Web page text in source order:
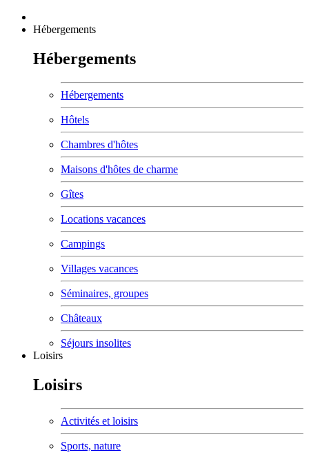
Hébergements
Hébergements
Hébergements
Hôtels
Chambres d'hôtes
Maisons d'hôtes de charme
Gîtes
Locations vacances
Campings
Villages vacances
Séminaires, groupes
Châteaux
Séjours insolites
Loisirs
Loisirs
Activités et loisirs
Sports, nature